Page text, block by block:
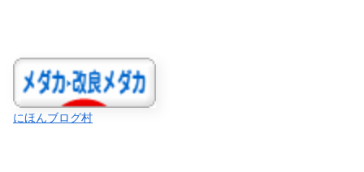
にほんブログ村